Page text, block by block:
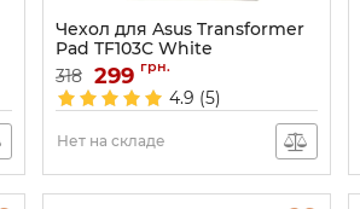
Чехол для Asus Transformer
Pad TF103C White
Артикул:738
318 299 грн.
4.9 (5)
Нет на складе